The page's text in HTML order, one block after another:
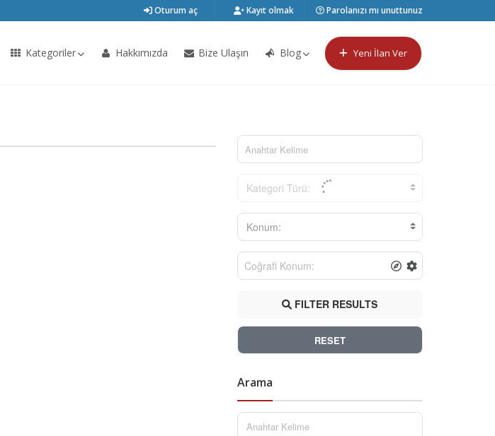
Oturum aç Kayıt olmak Parolanızı mı unuttunuz
Kategoriler Hakkımızda Bize Ulaşın Blog Yeni İlan Ver
Kategori Türü:
Konum:
FILTER RESULTS
RESET
Arama